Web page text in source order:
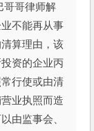
哥哥律师解
不能再从事
算理由，该
资的企业丙
行使或由清
业执照而造
由监事会、